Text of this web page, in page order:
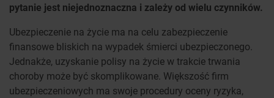
pytanie jest niejednoznaczna i zależy od wielu czynników.
Ubezpieczenie na życie ma na celu zabezpieczenie
finansowe bliskich na wypadek śmierci ubezpieczonego.
Jednakże, uzyskanie polisy na życie w trakcie trwania
choroby może być skomplikowane. Większość firm
ubezpieczeniowych ma swoje procedury oceny ryzyka,